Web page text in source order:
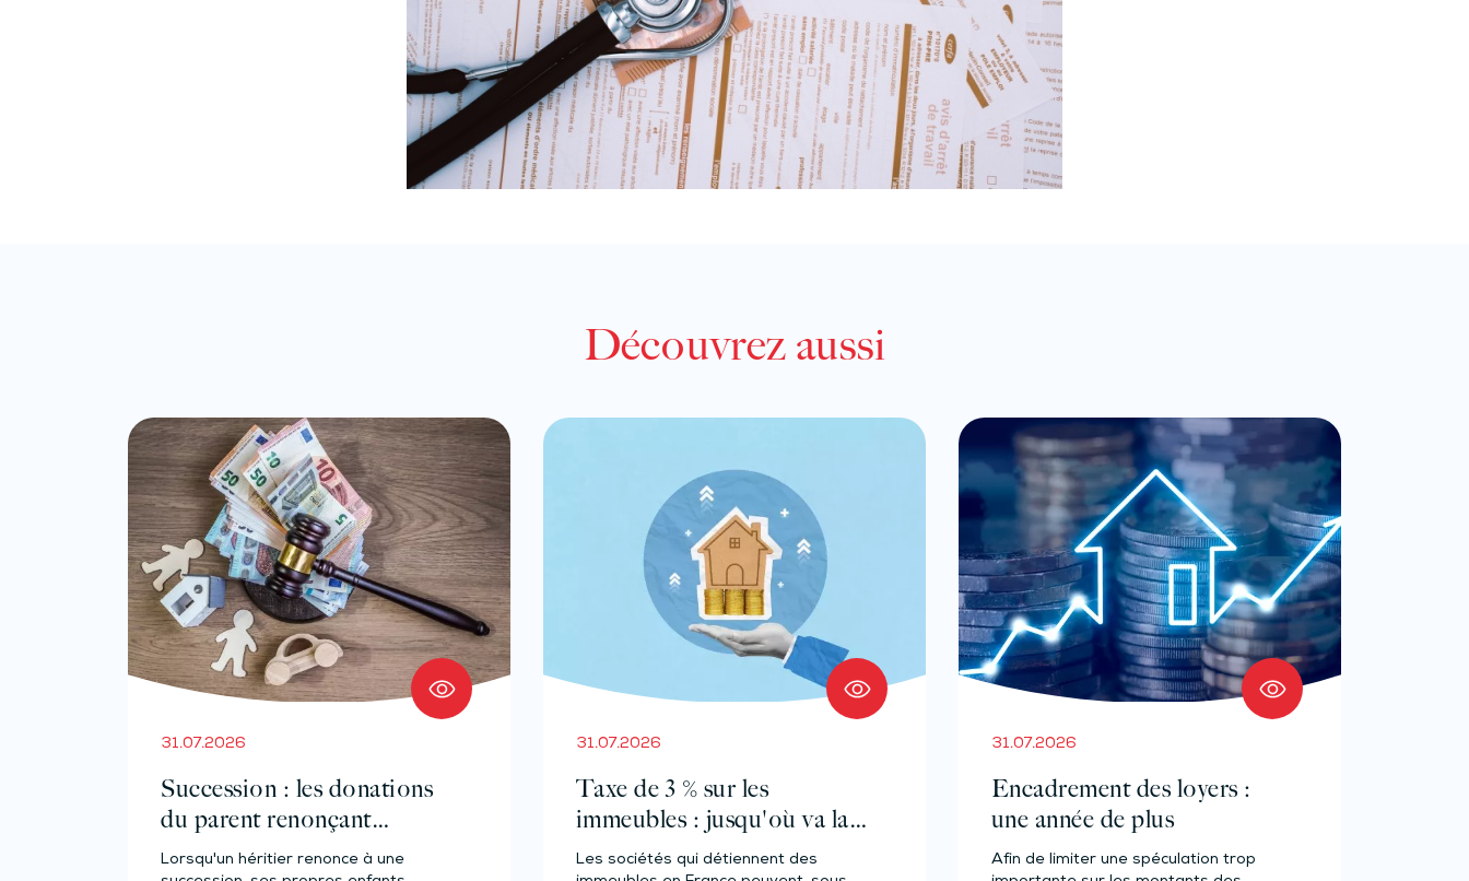
Découvrez aussi
31.07.2026
Succession : les donations
du parent renonçant
comptent-elles ?
Lorsqu'un héritier renonce à une
31.07.2026
Taxe de 3 % sur les
immeubles : jusqu'où va la
tolérance de
Les sociétés qui détiennent des
31.07.2026
Encadrement des loyers :
une année de plus
Afin de limiter une spéculation trop